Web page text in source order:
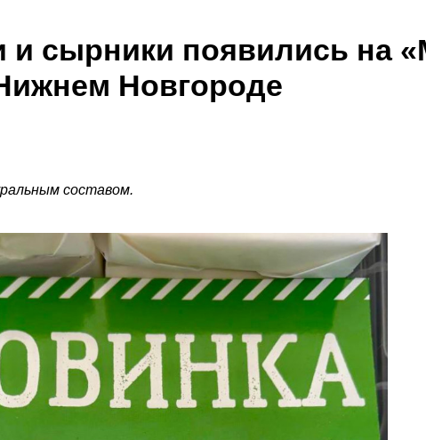
и сырники появились на
Новгороде
составом.